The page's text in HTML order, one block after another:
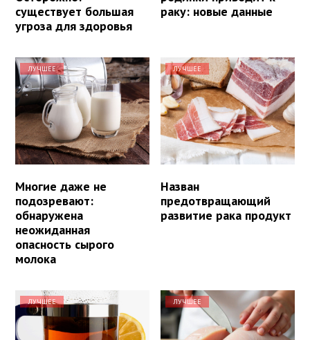
существует большая
угроза для здоровья
раку: новые данные
ЛУЧШЕЕ
Многие даже не
подозревают:
обнаружена
неожиданная
опасность сырого
молока
ЛУЧШЕЕ
Назван
предотвращающий
развитие рака продукт
ЛУЧШЕЕ ЛУЧШЕЕ